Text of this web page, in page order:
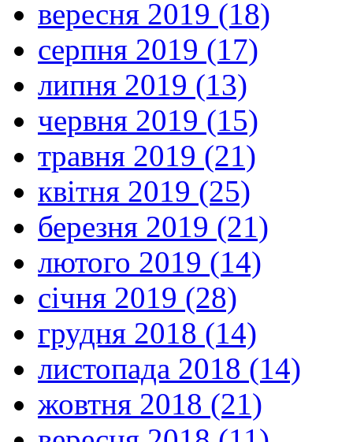
вересня 2019 (18)
серпня 2019 (17)
липня 2019 (13)
червня 2019 (15)
травня 2019 (21)
квітня 2019 (25)
березня 2019 (21)
лютого 2019 (14)
січня 2019 (28)
грудня 2018 (14)
листопада 2018 (14)
жовтня 2018 (21)